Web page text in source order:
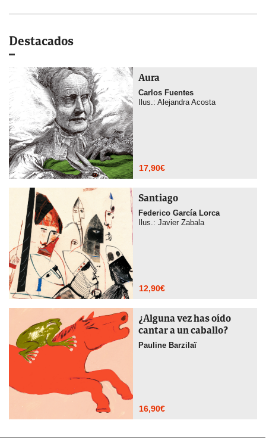
Destacados
Aura
Carlos Fuentes
Ilus.: Alejandra Acosta
17,90€
Santiago
Federico García Lorca
Ilus.: Javier Zabala
12,90€
¿Alguna vez has oído
cantar a un caballo?
Pauline Barzilaï
16,90€